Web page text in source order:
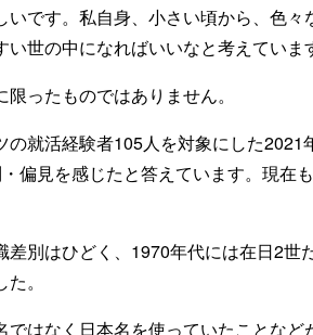
です。私自身、小さい頃から、色々
世の中になればいいなと考えていま
ったものではありません。
就活経験者105人を対象にした2021
偏見を感じたと答えています。現在
別はひどく、1970年代には在日2世
。
はなく日本名を使っていたことなど